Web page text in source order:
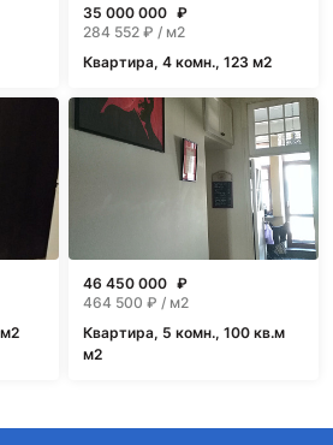
35 000 000 ₽
284 552 ₽ / м2
Квартира, 4 комн., 123 м2
46 450 000 ₽
464 500 ₽ / м2
Квартира, 5 комн., 100 кв.м
м2